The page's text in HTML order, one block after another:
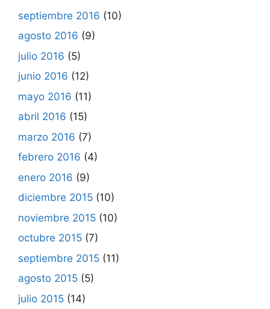
septiembre 2016 (10)
agosto 2016 (9)
julio 2016 (5)
junio 2016 (12)
mayo 2016 (11)
abril 2016 (15)
marzo 2016 (7)
febrero 2016 (4)
enero 2016 (9)
diciembre 2015 (10)
noviembre 2015 (10)
octubre 2015 (7)
septiembre 2015 (11)
agosto 2015 (5)
julio 2015 (14)